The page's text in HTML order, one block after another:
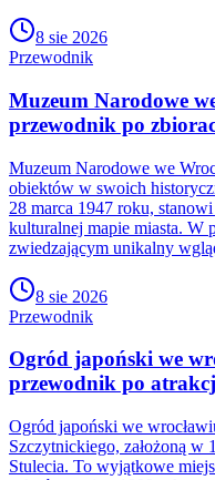
8 sie 2026
Przewodnik
Muzeum Narodowe
przewodnik po
Muzeum Narodowe we
obiektów w swoich
28 marca 1947 roku,
kulturalnej mapie miasta. W
zwiedzającym unikalny
8 sie 2026
Przewodnik
Ogród japoński we
przewodnik po
Ogród japoński we
Szczytnickiego, założoną w
Stulecia. To wyjątkowe